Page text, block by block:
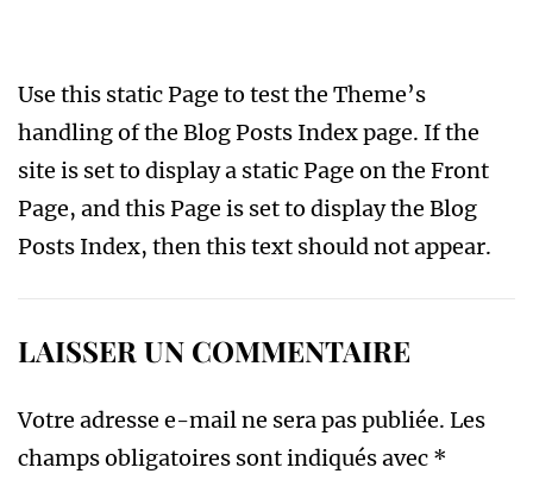
Use this static Page to test the Theme’s
handling of the Blog Posts Index page. If the
site is set to display a static Page on the Front
Page, and this Page is set to display the Blog
Posts Index, then this text should not appear.
LAISSER UN COMMENTAIRE
Votre adresse e-mail ne sera pas publiée. Les
champs obligatoires sont indiqués avec *